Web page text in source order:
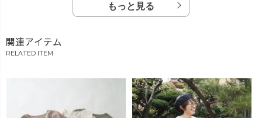
もっと見る
関連アイテム
RELATED ITEM